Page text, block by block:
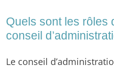
Quels sont les rôles
conseil
Le conseil